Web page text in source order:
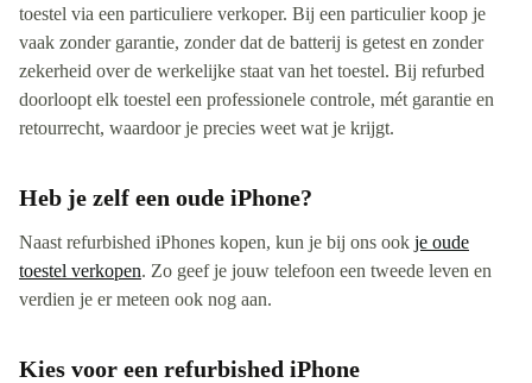
toestel via een particuliere verkoper. Bij een particulier koop je
vaak zonder garantie, zonder dat de batterij is getest en zonder
zekerheid over de werkelijke staat van het toestel. Bij refurbed
doorloopt elk toestel een professionele controle, mét garantie en
retourrecht, waardoor je precies weet wat je krijgt.
Heb je zelf een oude iPhone?
Naast refurbished iPhones kopen, kun je bij ons ook je oude
toestel verkopen. Zo geef je jouw telefoon een tweede leven en
verdien je er meteen ook nog aan.
Kies voor een refurbished iPhone